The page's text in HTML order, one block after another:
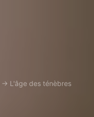
→ L'âge des ténèbres